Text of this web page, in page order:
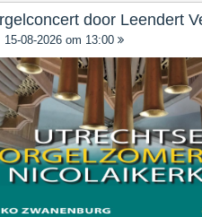
door Leendert
15-08-2026 om 13:00